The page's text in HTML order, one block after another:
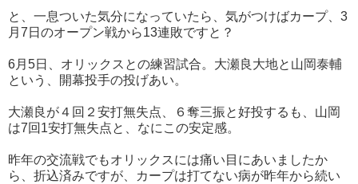
と、一息ついた気分になっていたら、気がつけばカープ、3
月7日のオープン戦から13連敗ですと？
6月5日、オリックスとの練習試合。大瀬良大地と山岡泰輔
という、開幕投手の投げあい。
大瀬良が４回２安打無失点、６奪三振と好投するも、山岡
は7回1安打無失点と、なにこの安定感。
昨年の交流戦でもオリックスには痛い目にあいましたか
ら、折込済みですが、カープは打てない病が昨年から続い